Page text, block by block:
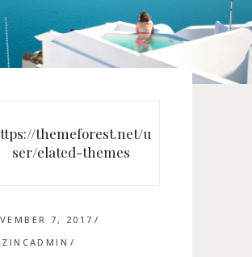
themeforest.net/u
ser/elated-themes
7, 2017
ZINCADMIN